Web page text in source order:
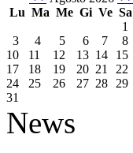
Lu Ma Me Gi Ve Sa
1
3
4 5 6 7 8
10
11 12 13 14 15
17
18 19 20 21 22
24
25 26 27 28 29
31
News